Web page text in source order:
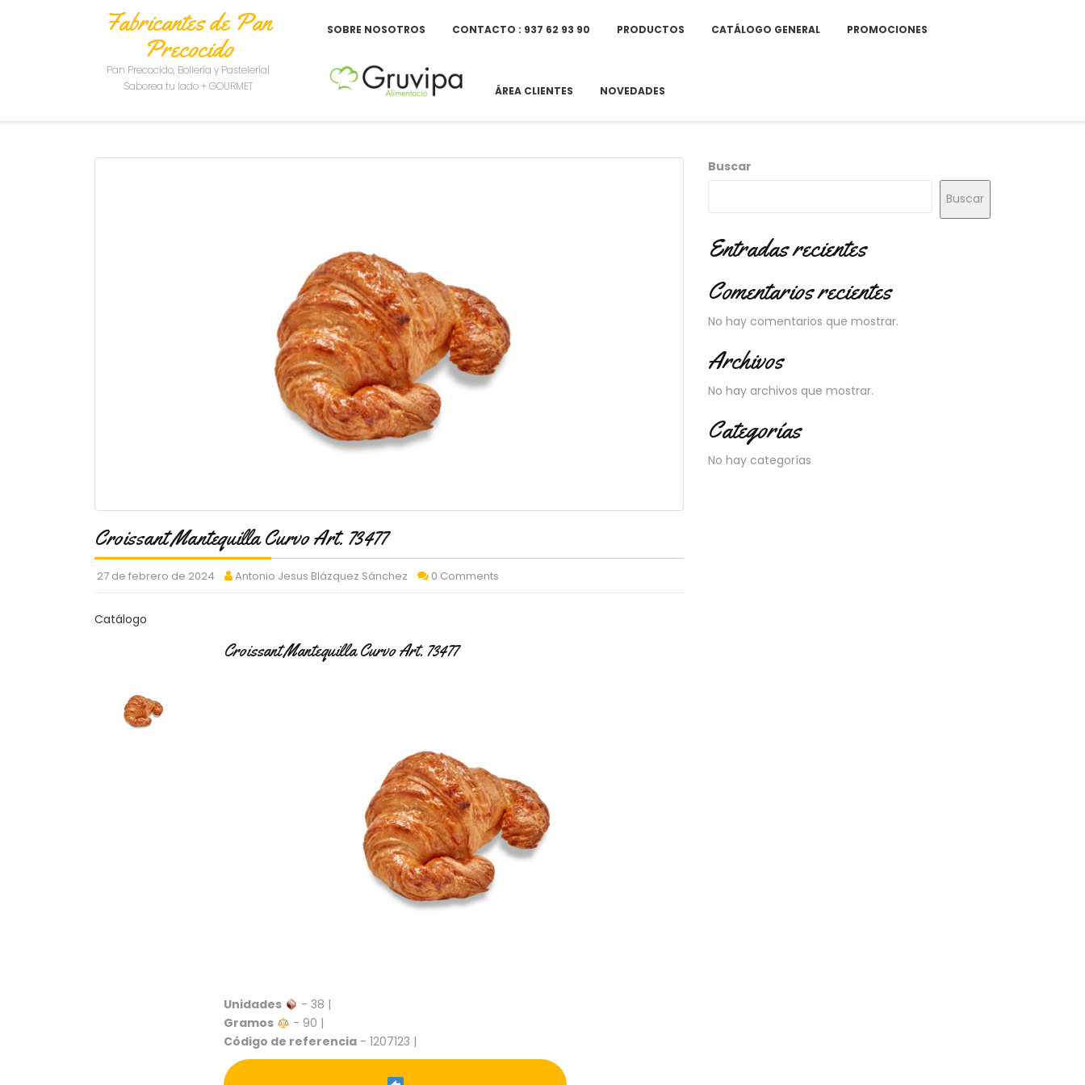
Fabricantes de Pan
Precocido
Pan Precocido, Bollería y Pastelería|
Saborea tu lado + GOURMET
SOBRE NOSOTROS CONTACTO : 937 62 93 90 PRODUCTOS CATÁLOGO GENERAL PROMOCIONES
ÁREA CLIENTES NOVEDADES
Croissant Mantequilla Curvo Art. 73477
27 de febrero de 2024 Antonio Jesus Blázquez Sánchez 0 Comments
Catálogo
Croissant Mantequilla Curvo Art. 73477
Unidades
- 38 |
Gramos
- 90 |
Código de referencia - 1207123 |
Buscar
Buscar
Entradas recientes
Comentarios recientes
No hay comentarios que mostrar.
Archivos
No hay archivos que mostrar.
Categorías
No hay categorías